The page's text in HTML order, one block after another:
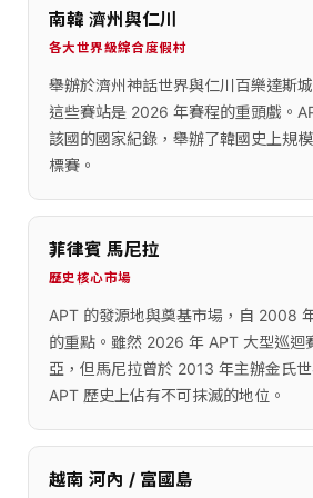
南韓 濟州與仁川
各大世界級綜合度假村
舉辦於濟州神話世界與仁川百樂達斯
這些賽站是 2026 年賽程的重頭戲。
該國的國家紀錄，舉辦了韓國史上規
標賽。
菲律賓 馬尼拉
歷史核心市場
APT 的發源地與奠基市場，自 2008
的重點。雖然 2026 年 APT 大型巡迴
亞，但馬尼拉曾於 2013 年主辦金氏
APT 歷史上佔有不可抹滅的地位。
越南 河內 / 富國島